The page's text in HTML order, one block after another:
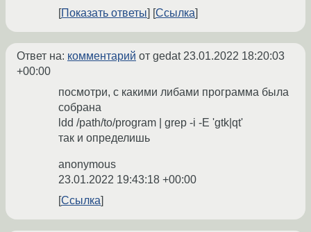
Показать ответы Ссылка
Ответ на: комментарий от gedat23.01.2022 18:20:03
+00:00
посмотри, с какими либами программа была
собрана
ldd /path/to/program | grep -i -E 'gtk|qt'
так и определишь
anonymous
23.01.2022 19:43:18 +00:00
Ссылка